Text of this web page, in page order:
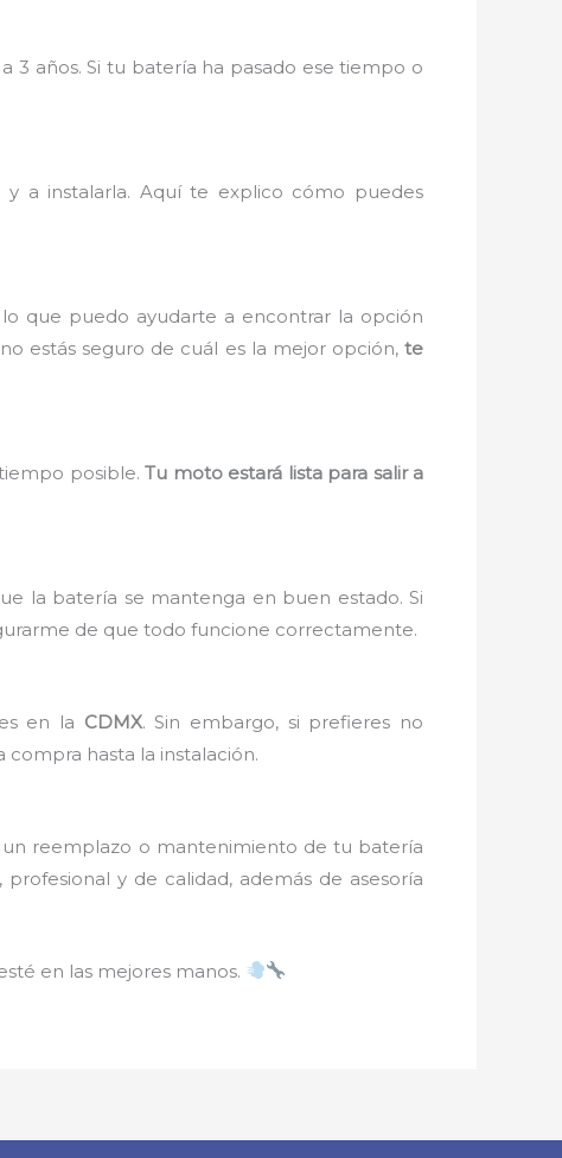
años. Si tu batería ha pasado ese tiempo o
a instalarla. Aquí te explico cómo puedes
que puedo ayudarte a encontrar la opción
estás seguro de cuál es la mejor opción, te
posible.Tu moto estará lista para salir a
la batería se mantenga en buen estado. Si
de que todo funcione correctamente.
en la CDMX. Sin embargo, si prefieres no
compra hasta la instalación.
reemplazo o mantenimiento de tu batería
y de calidad, además de asesoría
en las mejores manos.